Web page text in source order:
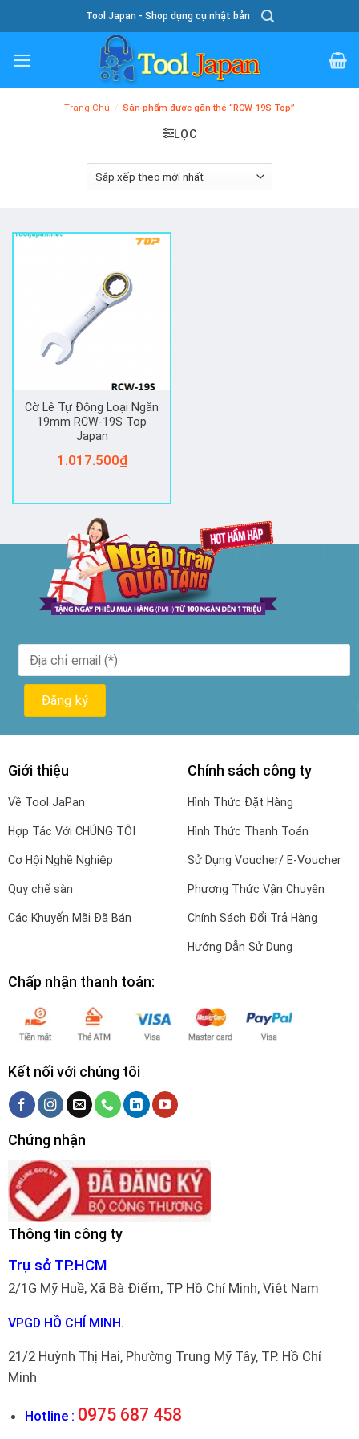
To
Content
Tool Japan - Shop dụng cụ nhật bản
Trang Chủ / Sản phẩm được gắn thẻ “RCW-19S Top”
LỌC
Cờ Lê Tự Động Loại Ngắn
19mm RCW-19S Top
Japan
1.017.500₫
Giới thiệu
Về Tool JaPan
Hợp Tác Với CHÚNG TÔI
Cơ Hội Nghề Nghiệp
Quy chế sàn
Các Khuyến Mãi Đã Bán
Chính sách công ty
Hình Thức Đặt Hàng
Hình Thức Thanh Toán
Sử Dụng Voucher/ E-Voucher
Phương Thức Vận Chuyên
Chính Sách Đổi Trả Hàng
Hướng Dẫn Sử Dụng
Chấp nhận thanh toán:
Kết nối với chúng tôi
Chứng nhận
Thông tin công ty
Trụ sở TP.HCM
2/1G Mỹ Huề, Xã Bà Điểm, TP Hồ Chí Minh, Việt Nam
VPGD HỒ CHÍ MINH.
21/2 Huỳnh Thị Hai, Phường Trung Mỹ Tây, TP. Hồ Chí
Minh
Hotline : 0975 687 458